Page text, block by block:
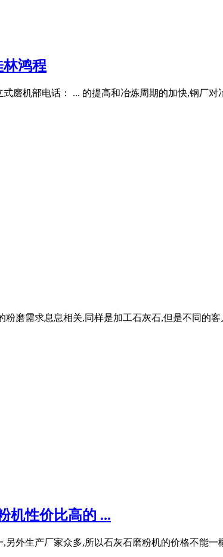
林鸿程
磨机部电话： ... 的提高和冶炼周期的加快,钢厂
磨需求息息相关,同样是加工石灰石,但是不同的
机性价比高的 ...
外生产厂家众多,所以石灰石磨粉机的价格不能